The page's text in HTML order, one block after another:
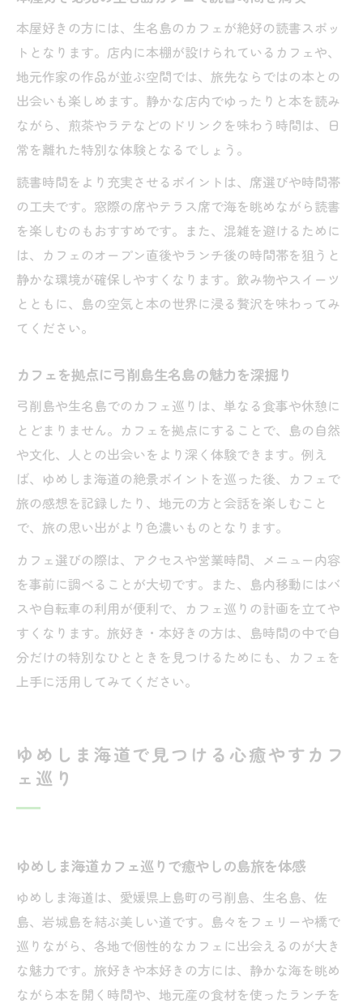
本屋好きの方には、生名島のカフェが絶好の読書スポッ
トとなります。店内に本棚が設けられているカフェや、
地元作家の作品が並ぶ空間では、旅先ならではの本との
出会いも楽しめます。静かな店内でゆったりと本を読み
ながら、煎茶やラテなどのドリンクを味わう時間は、日
常を離れた特別な体験となるでしょう。
読書時間をより充実させるポイントは、席選びや時間帯
の工夫です。窓際の席やテラス席で海を眺めながら読書
を楽しむのもおすすめです。また、混雑を避けるために
は、カフェのオープン直後やランチ後の時間帯を狙うと
静かな環境が確保しやすくなります。飲み物やスイーツ
とともに、島の空気と本の世界に浸る贅沢を味わってみ
てください。
カフェを拠点に弓削島生名島の魅力を深掘り
弓削島や生名島でのカフェ巡りは、単なる食事や休憩に
とどまりません。カフェを拠点にすることで、島の自然
や文化、人との出会いをより深く体験できます。例え
ば、ゆめしま海道の絶景ポイントを巡った後、カフェで
旅の感想を記録したり、地元の方と会話を楽しむこと
で、旅の思い出がより色濃いものとなります。
カフェ選びの際は、アクセスや営業時間、メニュー内容
を事前に調べることが大切です。また、島内移動にはバ
スや自転車の利用が便利で、カフェ巡りの計画を立てや
すくなります。旅好き・本好きの方は、島時間の中で自
分だけの特別なひとときを見つけるためにも、カフェを
上手に活用してみてください。
ゆめしま海道で見つける心癒やすカフ
ェ巡り
ゆめしま海道カフェ巡りで癒やしの島旅を体感
ゆめしま海道は、愛媛県上島町の弓削島、生名島、佐
島、岩城島を結ぶ美しい道です。島々をフェリーや橋で
巡りながら、各地で個性的なカフェに出会えるのが大き
な魅力です。旅好きや本好きの方には、静かな海を眺め
ながら本を開く時間や、地元産の食材を使ったランチを